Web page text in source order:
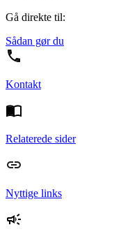
Gå direkte til:
Sådan gør du
Kontakt
Relaterede sider
Nyttige links